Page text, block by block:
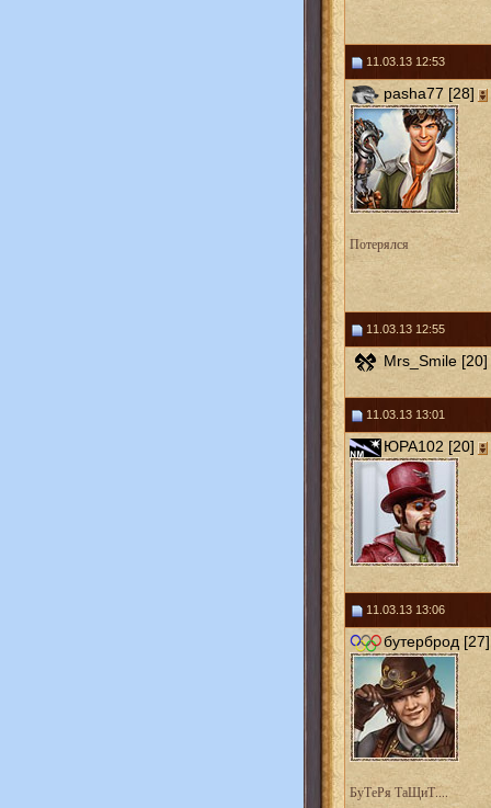
11.03.13 12:53
pasha77 [28]
Потерялся
11.03.13 12:55
Mrs_Smile [20]
11.03.13 13:01
ЮРА102 [20]
11.03.13 13:06
бутерброд [27]
БуТеРя ТаЩиТ....